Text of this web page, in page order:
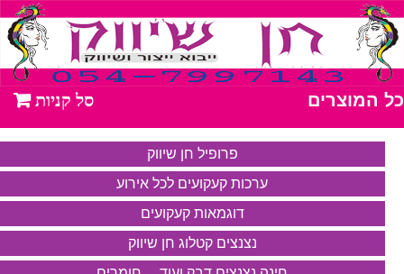
כל המוצרים
פרופיל חן שיווק
ערכות קעקועים לכל אירוע
דוגמאות קעקועים
נצנצים קטלוג חן שיווק